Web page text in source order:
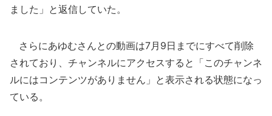
ました」と返信していた。
さらにあゆむさんとの動画は7月9日までにすべて削除
されており、チャンネルにアクセスすると「このチャンネ
ルにはコンテンツがありません」と表示される状態になっ
ている。